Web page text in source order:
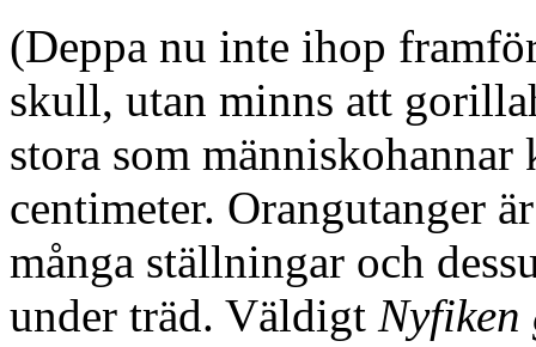
(Deppa nu inte ihop
skull, utan minns att
stora som
centimeter. Orangutanger
många ställningar och
under träd. Väldigt Nyfiken